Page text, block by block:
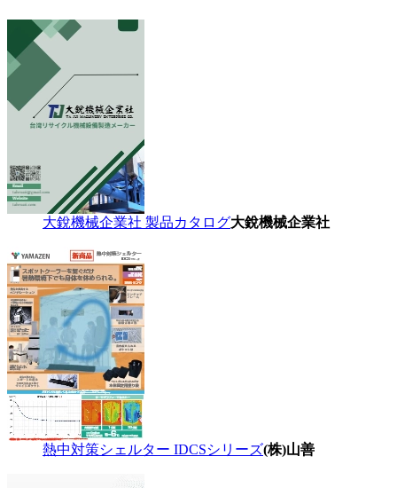
大銳機械企業社 製品カタログ大銳機械企業社
熱中対策シェルター IDCSシリーズ(株)山善